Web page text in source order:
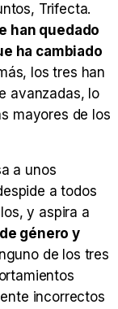
Tráiler en español 'Outcome' (2026)
Trifecta.
han quedado
ha cambiado
los tres han
avanzadas, lo
mayores de los
a unos
a todos
y aspira a
género y
de los tres
incorrectos